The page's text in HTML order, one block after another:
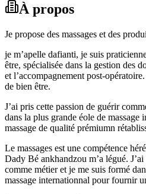
À propos
Je propose des massages et des
je m’apelle dafianti, je suis
être, spécialisée dans la gestion des
et l’accompagnement post-
de bien être.
J’ai pris cette passion de guérir
dans la plus grande éole de
massage de qualité prémiumn
Le massages est une compétence
Dady Bé ankhandzou m’a légué.
comme métier et je me suis formé
massage internationnal pour fournir